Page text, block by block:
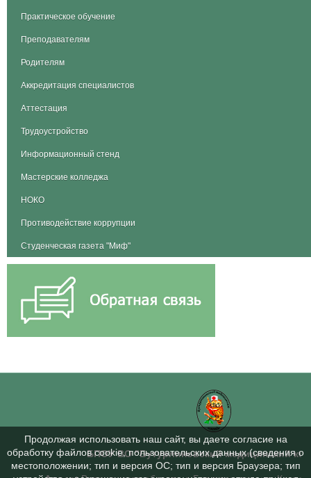
Практическое обучение
Преподавателям
Родителям
Аккредитация специалистов
Аттестация
Трудоустройство
Информационный стенд
Мастерские колледжа
НОКО
Противодействие коррупции
Студенческая газета "Миф"
БПОУ ВО "Бутурлиновский медицинский
Продолжая использовать наш сайт, вы даете согласие на
обработку файлов cookie, пользовательских данных (сведения о
местоположении; тип и версия ОС; тип и версия Браузера; тип